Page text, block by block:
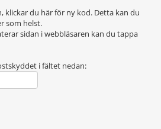
klickar du här för ny kod. Detta kan du
som helst.
sidan i webbläsaren kan du tappa
i fältet nedan: